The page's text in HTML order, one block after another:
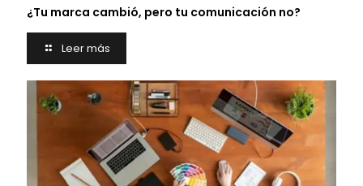
¿Tu marca cambió, pero tu comunicación no?
Leer más